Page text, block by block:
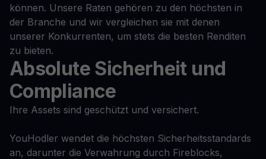
können. Unsere Raten gehören zu den höchsten in
der Branche und wir vergleichen sie mit denen
unserer Konkurrenten, um stets die besten Renditen
zu bieten.
Absolute Sicherheit und
Compliance
Ihre Assets sind geschützt und versichert.
YouHodler wendet die höchsten Sicherheitsstandards
an, darunter die Verwahrung durch Fireblocks,